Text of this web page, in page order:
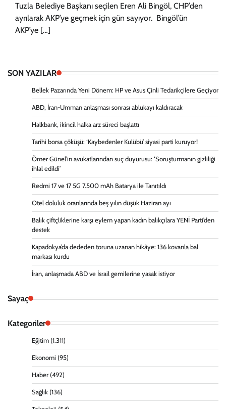
Tuzla Belediye Başkanı seçilen Eren Ali Bingöl, CHP’den
ayrılarak AKP’ye geçmek için gün sayıyor. Bingöl’ün
AKP’ye […]
SON YAZILAR
Bellek Pazarında Yeni Dönem: HP ve Asus Çinli Tedarikçilere Geçiyor
ABD, İran-Umman anlaşması sonrası ablukayı kaldıracak
Halkbank, ikincil halka arz süreci başlattı
Tarihi borsa çöküşü: ‘Kaybedenler Kulübü’ siyasi parti kuruyor!
Ömer Günel’in avukatlarından suç duyurusu: ‘Soruşturmanın gizliliği
ihlal edildi’
Redmi 17 ve 17 5G 7.500 mAh Batarya ile Tanıtıldı
Otel doluluk oranlarında beş yılın düşük Haziran ayı
Balık çiftçliklerine karşı eylem yapan kadın balıkçılara YENİ Parti’den
destek
Kapadokya’da dededen toruna uzanan hikâye: 136 kovanla bal
markası kurdu
İran, anlaşmada ABD ve İsrail gemilerine yasak istiyor
Sayaç
Kategoriler
Eğitim (1.311)
Ekonomi (95)
Haber (492)
Sağlık (136)